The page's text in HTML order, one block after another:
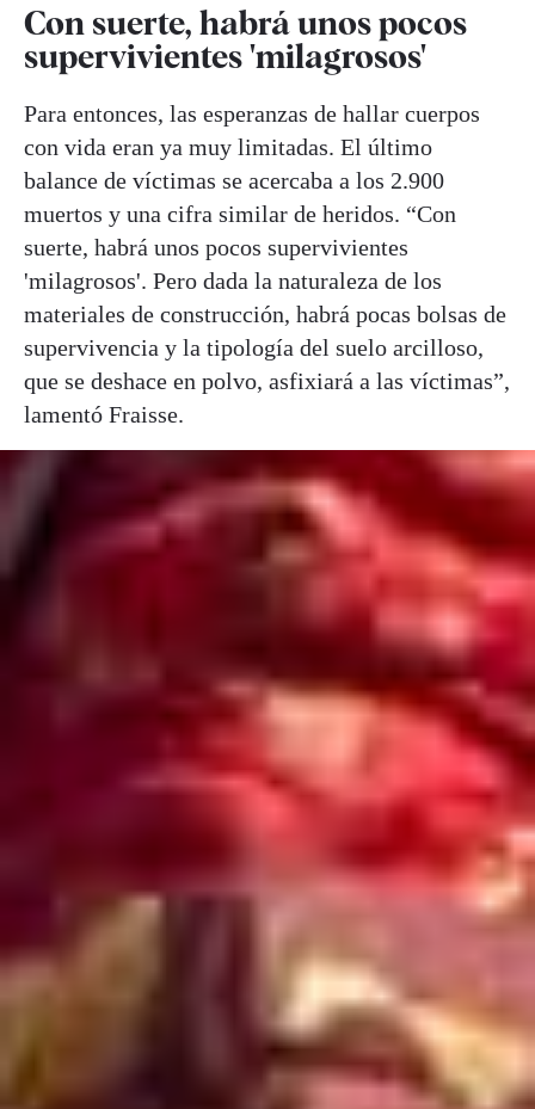
Con suerte, habrá unos pocos
supervivientes 'milagrosos'
Para entonces, las esperanzas de hallar cuerpos
con vida eran ya muy limitadas. El último
balance de víctimas se acercaba a los 2.900
muertos y una cifra similar de heridos. “Con
suerte, habrá unos pocos supervivientes
'milagrosos'. Pero dada la naturaleza de los
materiales de construcción, habrá pocas bolsas de
supervivencia y la tipología del suelo arcilloso,
que se deshace en polvo, asfixiará a las víctimas”,
lamentó Fraisse.